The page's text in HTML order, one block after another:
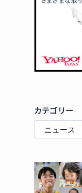
カテゴリー